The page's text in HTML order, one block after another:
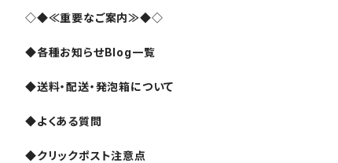
◇◆≪重要なご案内≫◆◇
◆各種お知らせBlog一覧
◆送料・配送・発泡箱について
◆よくある質問
◆クリックポスト注意点